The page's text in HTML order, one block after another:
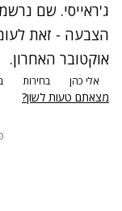
אוקטובר האחרון.
אלי כהן בחירות
מצאתם טעות לשון?